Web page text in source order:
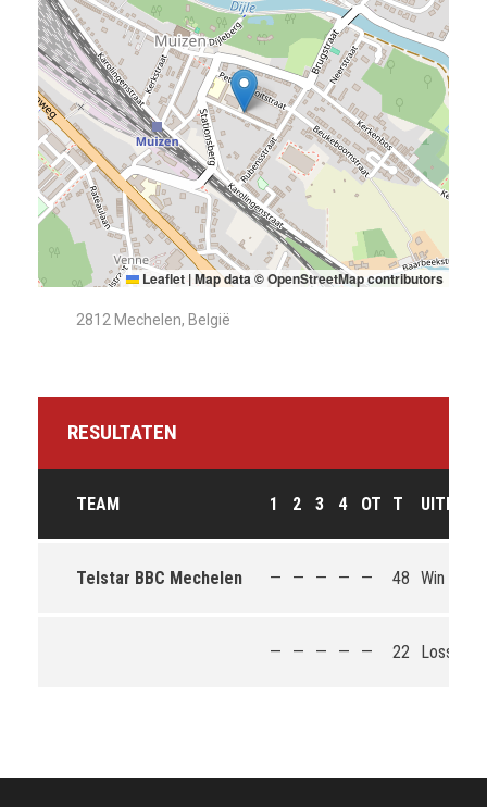
Leaflet |Map data ©OpenStreetMapcontributors
2812 Mechelen, België
RESULTATEN
TEAM 1 2 3 4 OT T
Telstar BBC Mechelen — — — — — 48 Win
— — — — — 22 Loss